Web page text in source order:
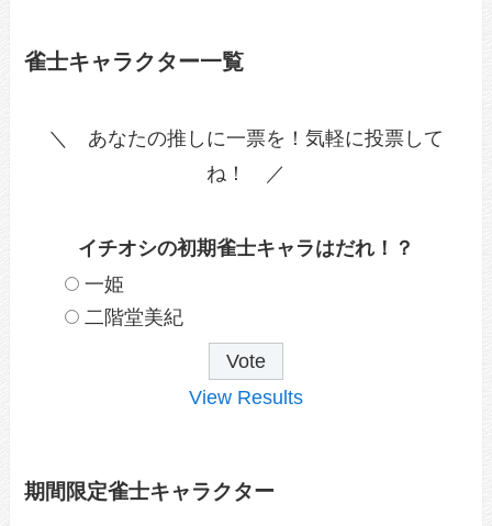
雀士キャラクター一覧
＼ あなたの推しに一票を！気軽に投票して
ね！ ／
イチオシの初期雀士キャラはだれ！？
一姫
二階堂美紀
View Results
期間限定雀士キャラクター